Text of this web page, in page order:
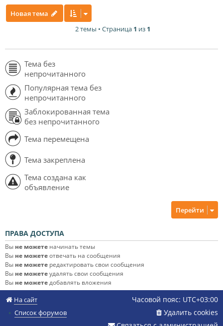
Новая тема
2 темы • Страница 1 из 1
Тема без
непрочитанного
Популярная тема без
непрочитанного
Заблокированная тема
без непрочитанного
Тема перемещена
Тема закреплена
Тема создана как
объявление
Перейти
ПРАВА ДОСТУПА
Вы не можете начинать темы
Вы не можетеотвечать на сообщения
Вы не можете редактировать свои сообщения
Вы не можетеудалять свои сообщения
Вы не можетедобавлять вложения
На сайт
Список форумов
Часовой пояс: UTC+03:00
Удалить cookies